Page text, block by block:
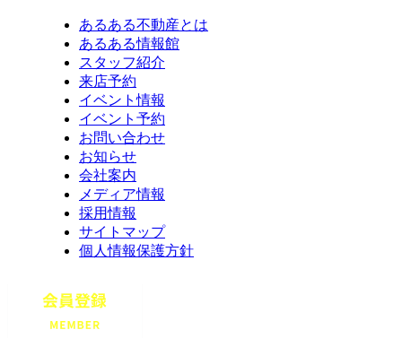
あるある不動産とは
あるある情報館
スタッフ紹介
来店予約
イベント情報
イベント予約
お問い合わせ
お知らせ
会社案内
メディア情報
採用情報
サイトマップ
個人情報保護方針